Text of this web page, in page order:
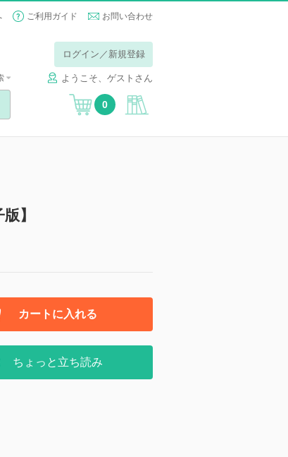
ご利用ガイド お問い合わせ
ログイン／新規登録
ようこそ、ゲストさん
0
】
カートに入れる
ちょっと立ち読み